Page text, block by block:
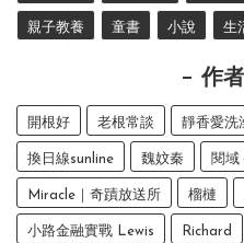
親子教養 童書 小說 生
作
開根好 老根常談 靜香愛洗
換日線sunline 魏妏秦 閱域
Miracle｜奇蹟放送所 榴槤
小路金融實戰 Lewis Richard